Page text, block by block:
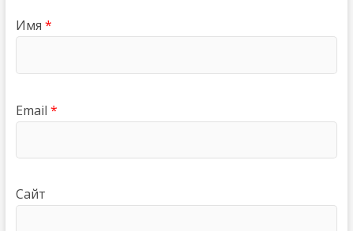
Имя *
Email *
Сайт